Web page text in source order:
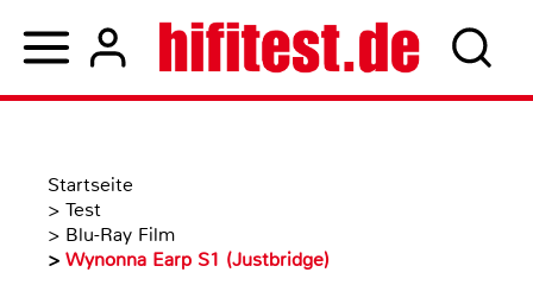
Startseite
> Test
> Blu-Ray Film
> Wynonna Earp S1 (Justbridge)